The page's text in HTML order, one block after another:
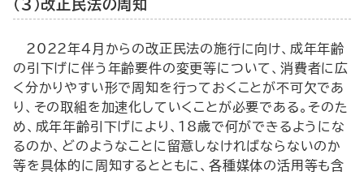
（３）改正民法の周知
2022年４月からの改正民法の施行に向け、成年年齢
の引下げに伴う年齢要件の変更等について、消費者に広
く分かりやすい形で周知を行っておくことが不可欠であ
り、その取組を加速化していくことが必要である。そのた
め、成年年齢引下げにより、18歳で何ができるようにな
るのか、どのようなことに留意しなければならないのか
等を具体的に周知するとともに、各種媒体の活用等も含